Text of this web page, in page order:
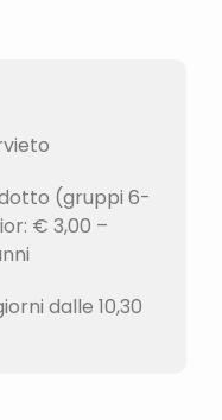
(gruppi 6-
€ 3,00 –
dalle 10,30